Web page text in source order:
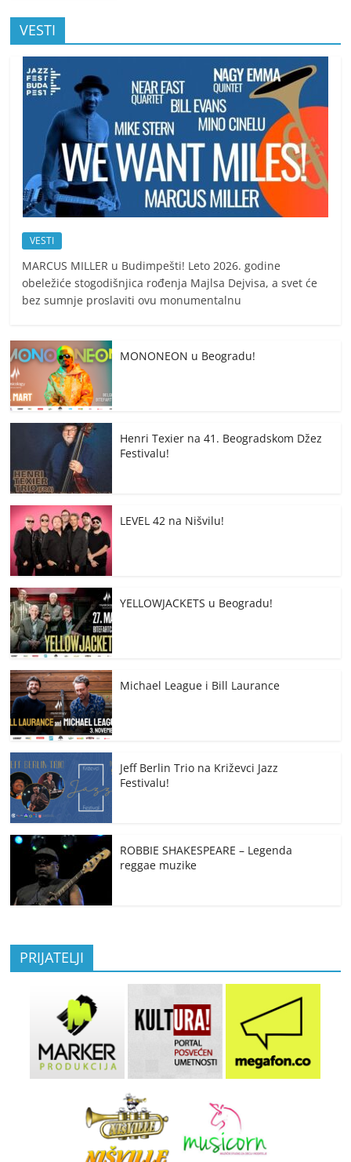
VESTI
VESTI
MARCUS MILLER u Budimpešti! Leto 2026. godine
obeležiće stogodišnjica rođenja Majlsa Dejvisa, a svet će
bez sumnje proslaviti ovu monumentalnu
MONONEON u Beogradu!
Henri Texier na 41. Beogradskom Džez
Festivalu!
LEVEL 42 na Nišvilu!
YELLOWJACKETS u Beogradu!
Michael League i Bill Laurance
Jeff Berlin Trio na Križevci Jazz
Festivalu!
ROBBIE SHAKESPEARE – Legenda
reggae muzike
PRIJATELJI